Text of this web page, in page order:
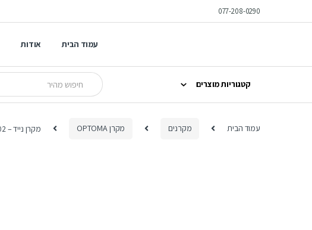
to
to
077-208-0290
עמוד הבית אודות
קטגוריות מוצרים
Search
for:
עמוד הבית מקרנים מקרן OPTOMA מקרן נייד – Optoma PK102